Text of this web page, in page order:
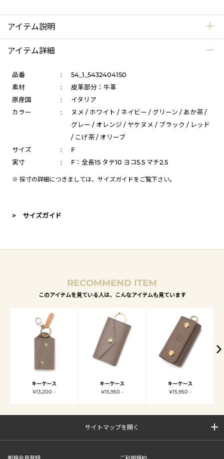
アイテム説明
アイテム詳細
品番 :
54_1_5432404150
素材
:
皮革部分：牛革
原産国
:
イタリア
カラー
:
ヌメ / ホワイト / ネイビー / グリーン / あか茶 /
グレー / オレンジ / ヤケヌメ / ブラック / レッド
/ こげ茶 / オリーブ
サイズ
:
F
実寸
: F：全長15 タテ10 ヨコ5.5 マチ2.5
※ 採寸の詳細につきましては、 サイズガイドをご覧下さい。
> サイズガイド
RECOMMEND ITEM
このアイテムを見ている人は、こんなアイテムも見ています
キーケース
¥13,200 -
キーケース
¥15,950 -
キーケース
¥15,950 -
サイトマップを開く